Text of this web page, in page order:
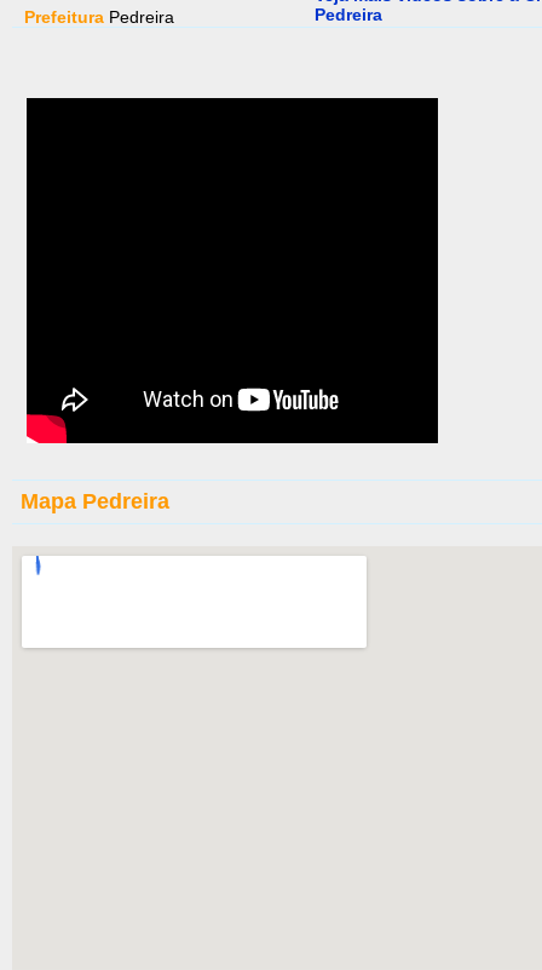
Prefeitura Pedreira
Pedreira
Mapa Pedreira